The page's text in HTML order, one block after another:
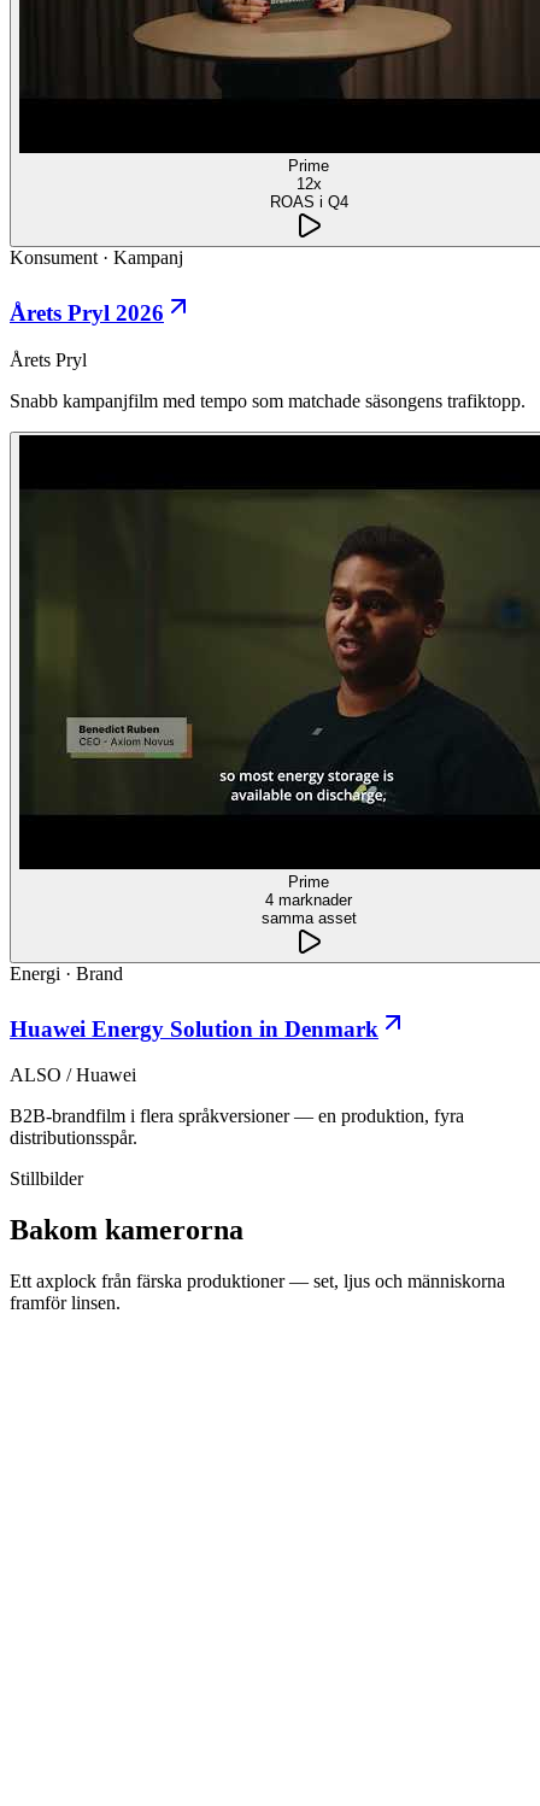
Prime
12x
ROAS i Q4
Konsument · Kampanj
Årets Pryl 2026
Årets Pryl
Snabb kampanjfilm med tempo som matchade säsongens trafiktopp.
Prime
4 marknader
samma asset
Energi · Brand
Huawei Energy Solution in Denmark
ALSO / Huawei
B2B-brandfilm i flera språkversioner — en produktion, fyra
distributionsspår.
Stillbilder
Bakom kamerorna
Ett axplock från färska produktioner — set, ljus och människorna
framför linsen.